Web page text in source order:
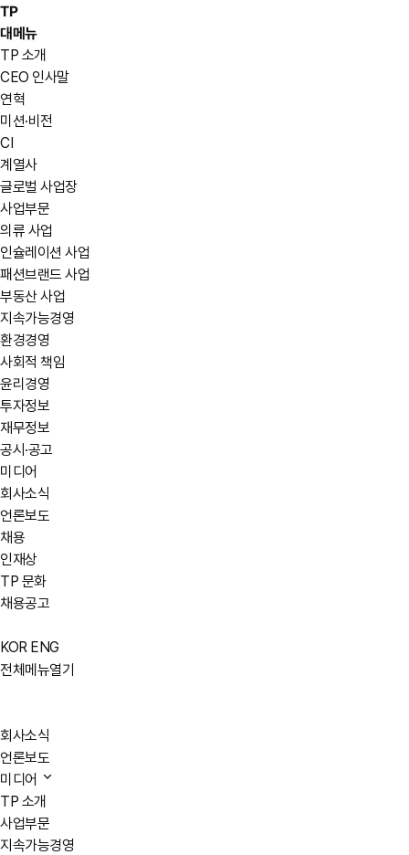
TP
대메뉴
TP 소개
CEO 인사말
연혁
미션·비전
CI
계열사
글로벌 사업장
사업부문
의류 사업
인슐레이션 사업
패션브랜드 사업
부동산 사업
지속가능경영
환경경영
사회적 책임
윤리경영
투자정보
재무정보
공시·공고
미디어
회사소식
언론보도
채용
인재상
TP 문화
채용공고
KOR ENG
전체메뉴열기
회사소식
언론보도
미디어
TP 소개
사업부문
지속가능경영